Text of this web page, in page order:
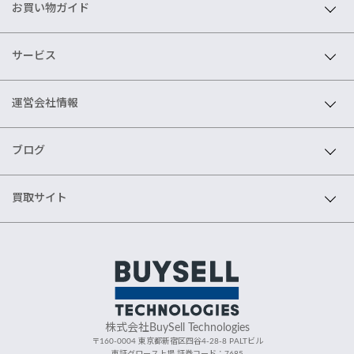
お買い物ガイド
サービス
運営会社情報
ブログ
買取サイト
株式会社BuySell Technologies
〒160-0004 東京都新宿区四谷4-28-8 PALTビル